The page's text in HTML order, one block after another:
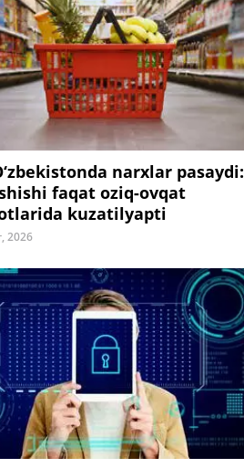
narxlar pasaydi:
faqat oziq-ovqat
kuzatilyapti
2026